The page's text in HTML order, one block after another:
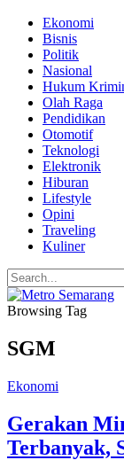
Ekonomi
Bisnis
Politik
Nasional
Hukum
Olah Raga
Pendidikan
Otomotif
Teknologi
Elektronik
Hiburan
Lifestyle
Opini
Traveling
Kuliner
Browsing Tag
SGM
Ekonomi
Gerakan
Terbanyak,